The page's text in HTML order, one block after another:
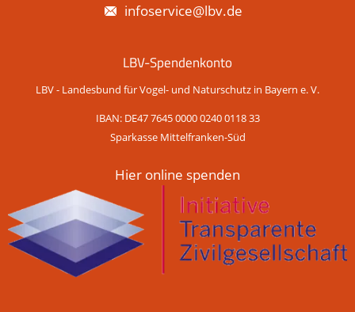
infoservice@lbv.de
LBV-Spendenkonto
LBV - Landesbund für Vogel- und Naturschutz in Bayern e. V.
IBAN: DE47 7645 0000 0240 0118 33
Sparkasse Mittelfranken-Süd
Hier online spenden